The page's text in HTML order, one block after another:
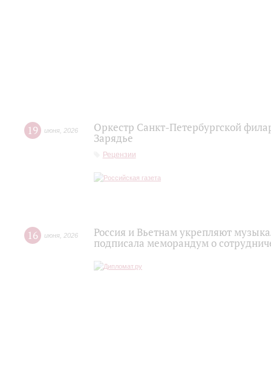
19 июня 2026
Оркестр Санкт‑Петербургской
Зарядье
Рецензии
16 июня 2026
Россия и Вьетнам укрепляют
подписала меморандум о